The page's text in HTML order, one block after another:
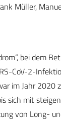
Müller,
bei dem
CoV-2-
im Jahr 2020
sich mit
von Long-